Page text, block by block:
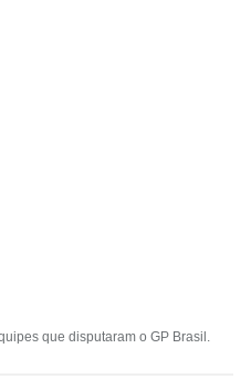
que disputaram o GP Brasil.